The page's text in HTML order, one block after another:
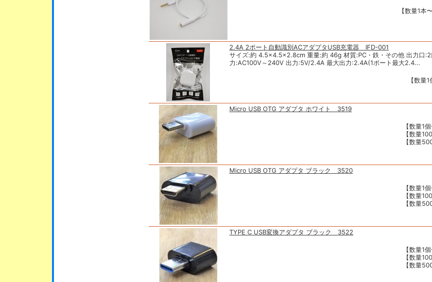
【数量1本
2.4A 2ポート自動識別ACアダプタUSB充電器 IFD-001
サイズ:約 4.5×4.5×2.8cm 重量:約 46g 材質:PC・鉄・その他 出力口:2
力:AC100V～240V 出力:5V/2.4A 最大出力:2.4A(1ポート最大2.4...
【数量
Micro USB OTG アダプタ ホワイト 3519
【数量1
【数量
【数量
Micro USB OTG アダプタ ブラック 3520
【数量1
【数量
【数量
TYPE C USB変換アダプタ ブラック 3522
【数量1
【数量
【数量